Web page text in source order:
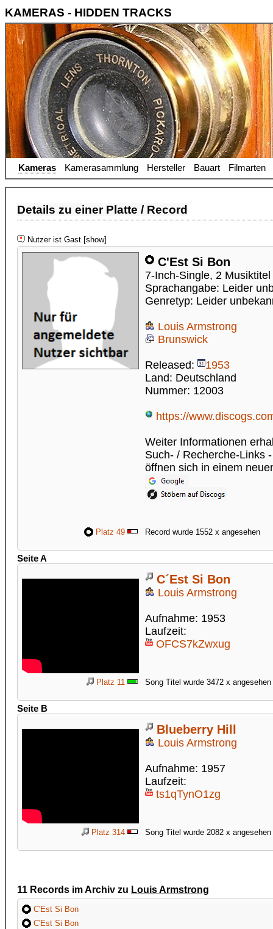
KAMERAS - HIDDEN TRACKS
Kameras Kamerasammlung Hersteller Bauart Filmarten
Details zu einer Platte / Record
Nutzer ist Gast [show]
C'Est Si Bon
7-Inch-Single, 2
Sprachangabe: Leider
Genretyp: Leider
Louis Armstrong
Brunswick
Released:
1953
Land: Deutschland
Nummer: 12003
https://
Weiter Informationen
Such- / Recherche-Links
öffnen sich in einem
Platz 49 Record wurde 1552 x angesehen
Seite A
C´Est Si Bon
Louis Armstrong
Aufnahme: 1953
Laufzeit:
OFCS7kZwxug
Platz 11 Song Titel wurde 3472 x angesehen
Seite B
Blueberry Hill
Louis Armstrong
Aufnahme: 1957
Laufzeit:
ts1qTynO1zg
Platz 314 Song Titel wurde 2082 x angesehen
11 Records im Archiv zu Louis Armstrong
C'Est Si Bon
C'Est Si Bon